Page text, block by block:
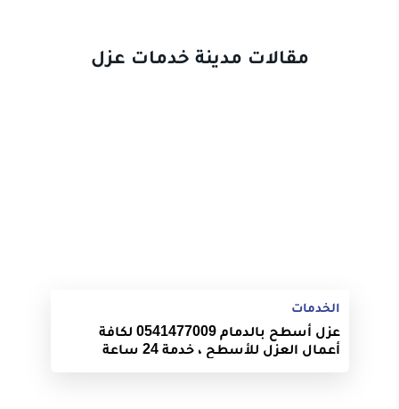
مقالات مدينة خدمات عزل
الخدمات
عزل أسطح بالدمام 0541477009 لكافة
أعمال العزل للأسطح ، خدمة 24 ساعة